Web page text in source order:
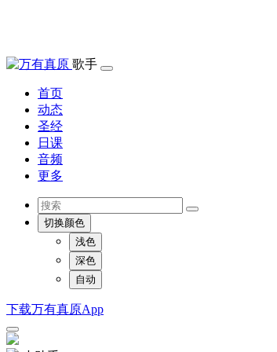
歌手
首页
动态
圣经
日课
音频
更多
切换颜色
浅色
深色
自动
下载万有真原App